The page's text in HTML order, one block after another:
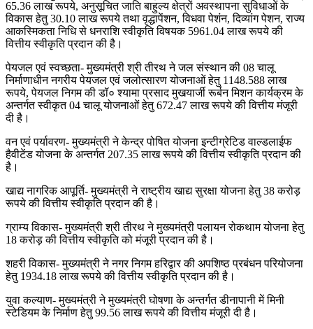
65.36 लाख रूपये, अनुसूचित जाति बाहुल्य क्षेत्रों अवस्थापना सुविधाओं के
विकास हेतु 30.10 लाख रूपये तथा वृद्धापेंशन, विधवा पेशंन, दिव्यांग पेशन, राज्य
आकस्मिकता निधि से धनराशि स्वीकृति विषयक 5961.04 लाख रूपये की
वित्तीय स्वीकृति प्रदान की है।
पेयजल एवं स्वच्छता- मुख्यमंत्री श्री तीरथ ने जल संस्थान की 08 चालू
निर्माणाधीन नगरीय पेयजल एवं जलोत्सारण योजनाओं हेतु 1148.588 लाख
रूपये, पेयजल निगम की डॉ० श्यामा प्रसाद मुखयार्जी रूर्बन मिशन कार्यक्रम के
अन्तर्गत स्वीकृत 04 चालू योजनाओं हेतु 672.47 लाख रूपये की वित्तीय मंजूरी
दी है।
वन एवं पर्यावरण- मुख्यमंत्री ने केन्द्र पोषित योजना इन्टीग्रेटिड वाल्डलाईफ
हैवीटेंड योजना के अन्तर्गत 207.35 लाख रूपये की वित्तीय स्वीकृति प्रदान की
है।
खाद्य नागरिक आपूर्ति- मुख्यमंत्री ने राष्ट्रीय खाद्य सुरक्षा योजना हेतु 38 करोड़
रूपये की वित्तीय स्वीकृति प्रदान की है।
ग्राम्य विकास- मुख्यमंत्री श्री तीरथ ने मुख्यमंत्री पलायन रोकथाम योजना हेतु
18 करोड़ की वित्तीय स्वीकृति को मंजूरी प्रदान की है।
शहरी विकास- मुख्यमंत्री ने नगर निगम हरिद्वार की अपशिष्ठ प्रबंधन परियोजना
हेतु 1934.18 लाख रूपये की वित्तीय स्वीकृति प्रदान की है।
युवा कल्याण- मुख्यमंत्री ने मुख्यमंत्री घोषणा के अन्तर्गत डीनापानी में मिनी
स्टेडियम के निर्माण हेतु 99.56 लाख रूपये की वित्तीय मंजूरी दी है।